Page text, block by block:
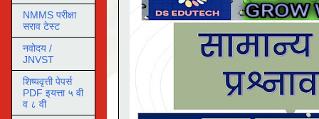
NMMS परीक्षा
सराव टेस्ट
नवोदय /
JNVST
शिष्यवृत्ती पेपर्स
PDF इयत्ता ५ वी
व ८ वी